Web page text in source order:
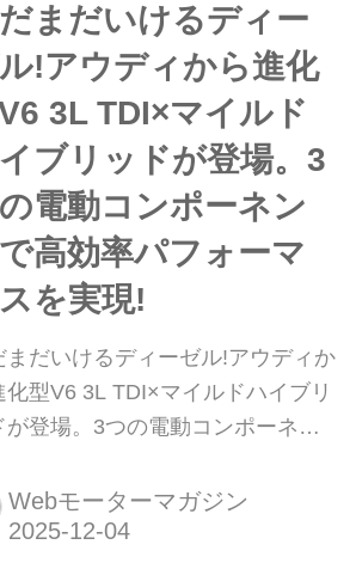
開催している。
まだいけるディー
!アウディから進化
3L TDI×マイルド
ブリッドが登場。3
電動コンポーネン
で高効率パフォーマ
を実現!
まだいけるディーゼル!アウディか
化型V6 3L TDI×マイルドハイブリ
が登場。3つの電動コンポーネン
ィはQ5とA6のパワートレーンラ
ナップに、進化型V6 3L TDI(ディ
Webモーターマガジン